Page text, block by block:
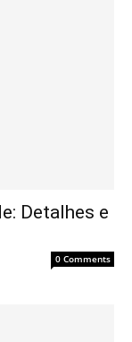
Detalhes e
0 Comments